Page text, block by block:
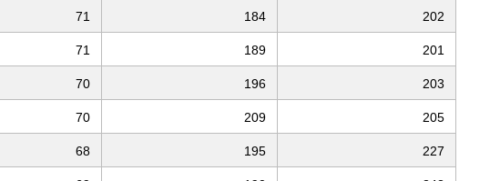
71 184 202
71 189 201
70 196 203
70 209 205
68 195 227